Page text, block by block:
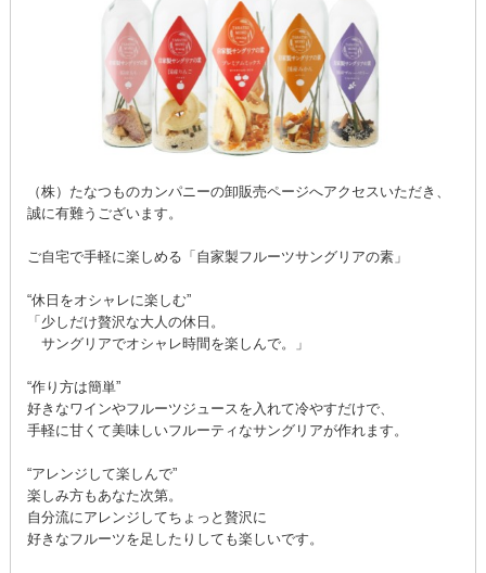
（株）たなつものカンパニーの卸販売ページへアクセスいただき、
誠に有難うございます。
ご自宅で手軽に楽しめる「自家製フルーツサングリアの素」
“休日をオシャレに楽しむ”
「少しだけ贅沢な大人の休日。
サングリアでオシャレ時間を楽しんで。」
“作り方は簡単”
好きなワインやフルーツジュースを入れて冷やすだけで、
手軽に甘くて美味しいフルーティなサングリアが作れます。
“アレンジして楽しんで”
楽しみ方もあなた次第。
自分流にアレンジしてちょっと贅沢に
好きなフルーツを足したりしても楽しいです。